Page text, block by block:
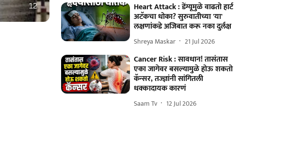
Heart Attack : डेंग्यूमुळे वाढतो हार्ट
अटॅकचा धोका? सुरुवातीच्या 'या'
लक्षणांकडे अजिबात करू नका दुर्लक्ष
Shreya Maskar 21 Jul 2026
Cancer Risk : सावधान! तासंतास
एका जागेवर बसल्यामुळे होऊ शकतो
कॅन्सर, तज्ज्ञांनी सांगितली
धक्कादायक कारणं
Saam Tv 12 Jul 2026